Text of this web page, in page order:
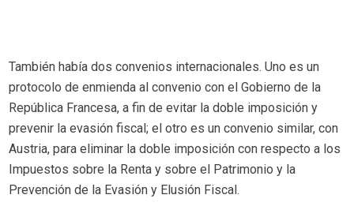
También había dos convenios internacionales. Uno es un
protocolo de enmienda al convenio con el Gobierno de la
República Francesa, a fin de evitar la doble imposición y
prevenir la evasión fiscal; el otro es un convenio similar, con
Austria, para eliminar la doble imposición con respecto a los
Impuestos sobre la Renta y sobre el Patrimonio y la
Prevención de la Evasión y Elusión Fiscal.